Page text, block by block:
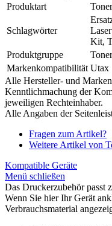
Produktart
Schlagwörter
Kit,
Produktgruppe
Toner
Markenkompatibilität Utax
Alle Hersteller- und
Kenntlichmachung der
jeweiligen Rechteinhaber.
Alle Angaben der
Fragen zum Artikel?
Weitere Artikel von
Kompatible Geräte
Menü schließen
Das Druckerzubehör passt
Wenn Sie hier Ihr Gerät
Verbrauchsmaterial